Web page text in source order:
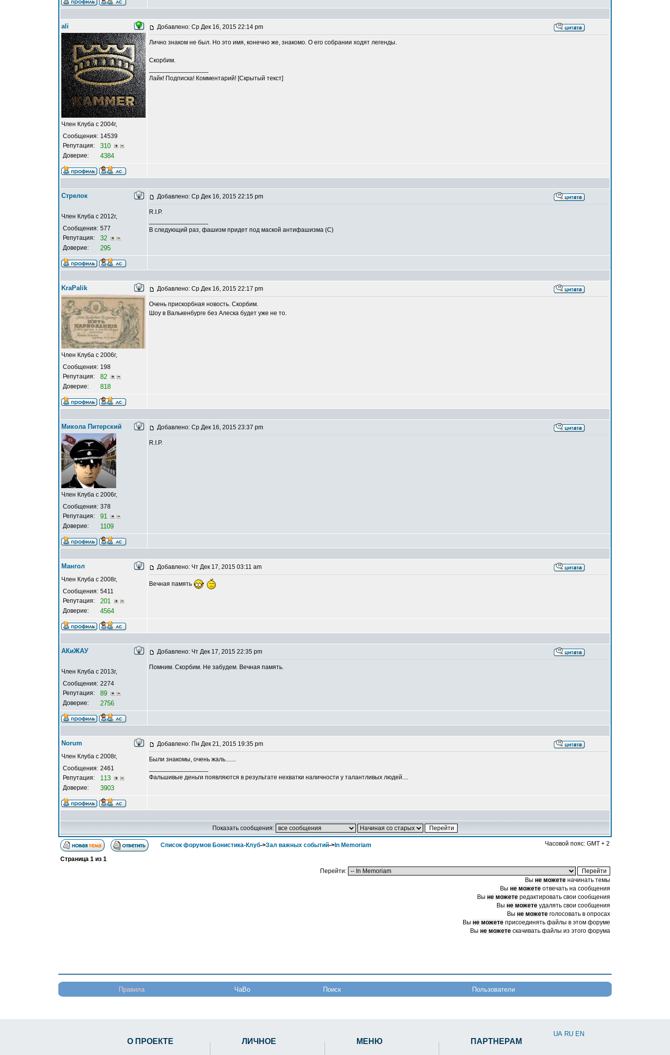
ali
Член Клуба с 2004г,
Сообщения: 14539
Репутация:
310
Доверие: 4384
Добавлено: Ср Дек 16, 2015 22:14 pm
Лично знаком не был. Но это имя, конечно же, знакомо. О его собрании ходят легенды.
Скорбим.
Лайк! Подписка! Комментарий! [Скрытый текст]
Стрелок
Член Клуба с 2012г,
Сообщения: 577
Репутация:
32
Доверие: 295
Добавлено: Ср Дек 16, 2015 22:15 pm
R.I.P.
В следующий раз, фашизм придет под маской антифашизма (С)
KraPalik
Член Клуба с 2006г,
Сообщения: 198
Репутация:
82
Доверие: 818
Добавлено: Ср Дек 16, 2015 22:17 pm
Очень прискорбная новость. Скорбим.
Шоу в Валькенбурге без Алеска будет уже не то.
Микола Питерский
Член Клуба с 2006г,
Сообщения: 378
Репутация:
91
Доверие: 1109
Добавлено: Ср Дек 16, 2015 23:37 pm
R.I.P.
Мангол
Член Клуба с 2008г,
Сообщения: 5411
Репутация:
201
Доверие: 4564
Добавлено: Чт Дек 17, 2015 03:11 am
Вечная память
АКиЖАУ
Член Клуба с 2013г,
Сообщения: 2274
Репутация:
89
Доверие: 2756
Добавлено: Чт Дек 17, 2015 22:35 pm
Помним. Скорбим. Не забудем. Вечная память.
Norum
Член Клуба с 2008г,
Сообщения: 2461
Репутация:
113
Доверие: 3903
Добавлено: Пн Дек 21, 2015 19:35 pm
Были знакомы, очень жаль.......
Фальшивые деньги появляются в результате нехватки наличности у талантливых людей....
Показать сообщения:
Список форумов Бонистика-Клуб->Зал важных событий-> In Memoriam Часовой пояс: GMT + 2
Страница 1 из 1
Перейти:
Вы не можете начинать темы
Вы не можете отвечать на сообщения
Вы не можете редактировать свои сообщения
Вы не можете удалять свои сообщения
Вы не можете голосовать в опросах
Вы не можете присоединять файлы в этом форуме
Вы не можете скачивать файлы из этого форума
Правила ЧаВо Поиск Пользователи
О ПРОЕКТЕ ЛИЧНОЕ МЕНЮ ПАРТНЕРАМ
UA RU EN